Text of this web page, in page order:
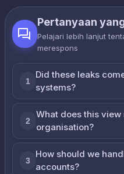
Pertanyaan
Pelajari lebih lanjut
merespons
1
Did these leaks
systems?
2
What does this
organisation?
3
How should we
accounts?